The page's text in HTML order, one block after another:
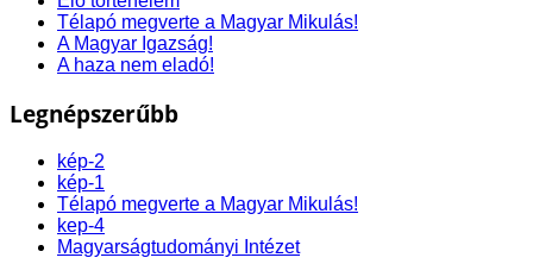
Télapó megverte a Magyar Mikulás!
A Magyar Igazság!
A haza nem eladó!
Legnépszerűbb
kép-2
kép-1
Télapó megverte a Magyar Mikulás!
kep-4
Magyarságtudományi Intézet